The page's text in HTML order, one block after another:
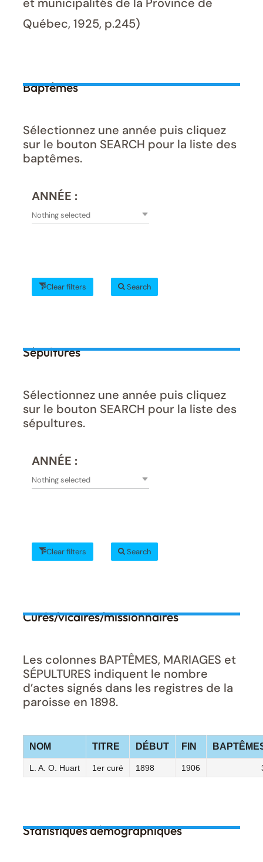
et municipalités de la Province de
Québec, 1925, p.245)
Baptêmes
Sélectionnez une année puis cliquez
sur le bouton SEARCH pour la liste des
baptêmes.
ANNÉE :
Nothing selected
Clear filters Search
Sépultures
Sélectionnez une année puis cliquez
sur le bouton SEARCH pour la liste des
sépultures.
ANNÉE :
Nothing selected
Clear filters Search
Curés/vicaires/missionnaires
Les colonnes BAPTÊMES, MARIAGES et
SÉPULTURES indiquent le nombre
d’actes signés dans les registres de la
paroisse en 1898.
NOM TITRE DÉBUT FIN
L. A. O. Huart 1er curé 1898 1906
Statistiques démographiques